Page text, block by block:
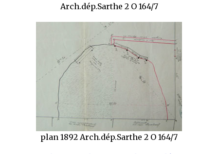
Arch.dép.Sarthe 2 O 164/7
plan 1892 Arch.dép.Sarthe 2 O 164/7